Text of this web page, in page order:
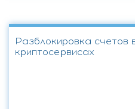
Разблокировка счетов
криптосервисах